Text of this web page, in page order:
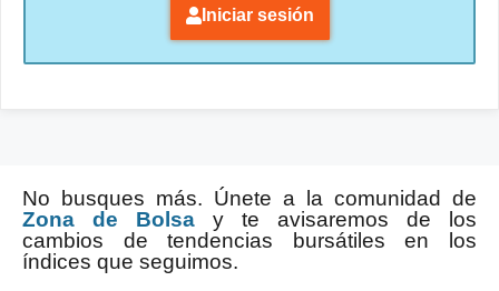
Iniciar sesión
No busques más. Únete a la comunidad de
Zona de Bolsa y te avisaremos de los
cambios de tendencias bursátiles en los
índices que seguimos.